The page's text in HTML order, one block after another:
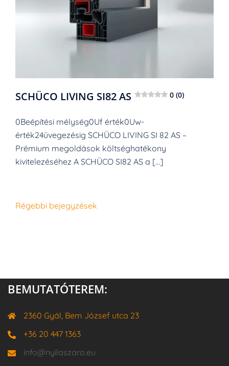
SCHÜCO LIVING SI82 AS 0 (0)
0Beépítési mélység0Uf érték0Uw-
érték24üvegezésig SCHÜCO LIVING SI 82 AS –
Prémium megoldások költséghatékony
kivitelezéséhez A SCHÜCO SI82 AS a […]
Bejegyzés
Régebbi bejegyzések
BEMUTATÓTEREM:
2360 Gyál, Bem József utca 23
+36 20 447 1363
info@nyilaszaro.eu